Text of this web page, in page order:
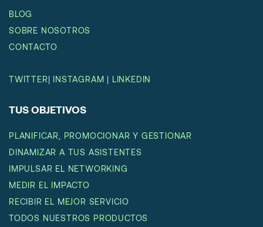
BLOG
SOBRE NOSOTROS
CONTACTO
TWITTER| INSTAGRAM | LINKEDIN
TUS OBJETIVOS
PLANIFICAR, PROMOCIONAR Y GESTIONAR
DINAMIZAR A TUS ASISTENTES
IMPULSAR EL NETWORKING
MEDIR EL IMPACTO
RECIBIR EL MEJOR SERVICIO
TODOS NUESTROS PRODUCTOS